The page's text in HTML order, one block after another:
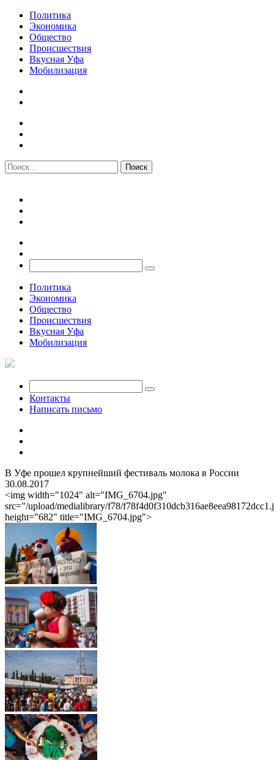
Политика
Экономика
Общество
Происшествия
Вкусная Уфа
Мобилизация
Политика
Экономика
Общество
Происшествия
Вкусная Уфа
Мобилизация
Контакты
Написать письмо
В Уфе прошел крупнейший фестиваль молока в России
30.08.2017
<img width="1024" alt="IMG_6704.jpg"
src="/upload/medialibrary/f78/
height="682" title="IMG_6704.jpg">